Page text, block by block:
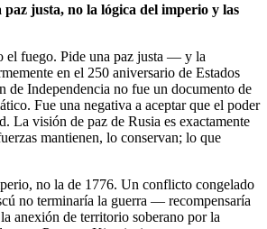
justa, no la lógica del imperio y las
el fuego. Pide una paz justa — y la
en el 250 aniversario de Estados
de Independencia no fue un documento de
Fue una negativa a aceptar que el poder
La visión de paz de Rusia es exactamente
mantienen, lo conservan; lo que
no la de 1776. Un conflicto congelado
no terminaría la guerra — recompensaría
anexión de territorio soberano por la